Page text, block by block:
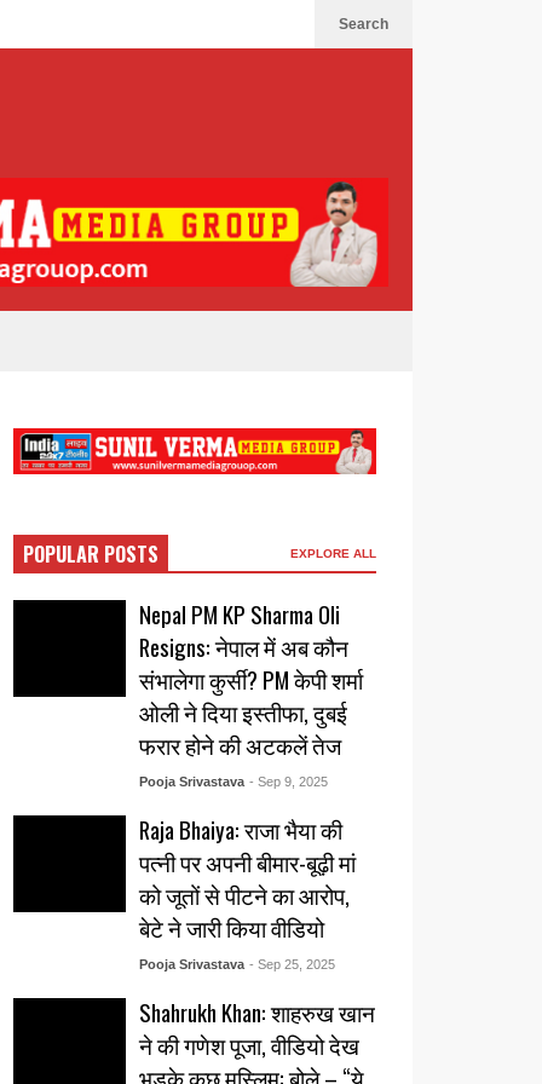
Search
POPULAR POSTS EXPLORE ALL
Nepal PM KP Sharma Oli
Resigns: नेपाल में अब कौन
संभालेगा कुर्सी? PM केपी शर्मा
ओली ने दिया इस्तीफा, दुबई
फरार होने की अटकलें तेज
Pooja Srivastava - Sep 9, 2025
Raja Bhaiya: राजा भैया की
पत्नी पर अपनी बीमार-बूढ़ी मां
को जूतों से पीटने का आरोप,
बेटे ने जारी किया वीडियो
Pooja Srivastava - Sep 25, 2025
Shahrukh Khan: शाहरुख खान
ने की गणेश पूजा, वीडियो देख